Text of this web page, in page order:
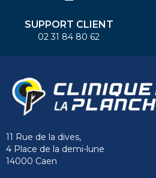
SUPPORT CLIENT
02 31 84 80 62
11 Rue de la dives,
4 Place de la demi-lune
14000 Caen